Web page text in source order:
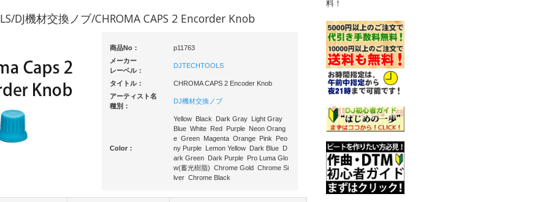
料！
DJ機材交換ノブ/CHROMA CAPS 2 Encorder Knob
商品No：
p11763
メーカー
レーベル：
DJTECHTOOLS
タイトル：
CHROMA CAPS 2 Encoder Knob
アーティスト名
種別：
DJ機材交換ノブ
Color：
Yellow Black Dark Gray Light Gray
Blue White Red Purple Neon Orang
e Green Magenta Orange Pink Peo
ny Purple Lemon Yellow Dark Blue D
ark Green Dark Purple Pro Luma Glo
w(蓄光樹脂) Chrome Gold Chrome Si
lver Chrome Black